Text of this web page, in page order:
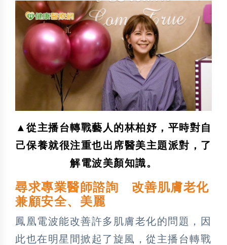
▲從主播台轉戰藝人的林柏妤，平時對自
己保養就很注重也出席醫美主題派對，了
解電波美顏知識。
尋求專業醫師諮詢 改善肌膚老化
兼顧安全、美麗
鳳凰電波能改善許多肌膚老化的問題，因
此也在明星間掀起了旋風，從主播台轉戰